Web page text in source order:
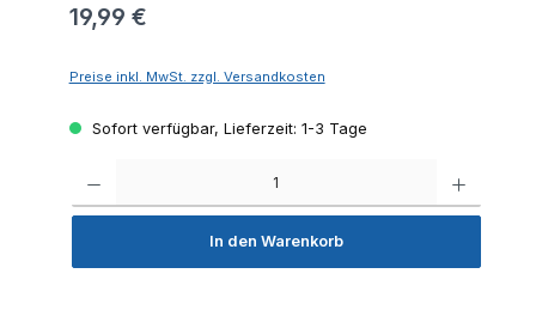
19,99 €
Preise inkl. MwSt. zzgl. Versandkosten
Sofort verfügbar, Lieferzeit: 1-3 Tage
In den Warenkorb